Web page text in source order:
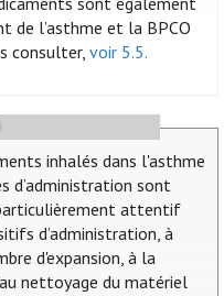
de l’asthme et la BPCO
consulter,voir 5.5.
inhalés dans l'asthme
d’administration sont
attentif
d’administration, à
d'expansion, à la
nettoyage du matériel